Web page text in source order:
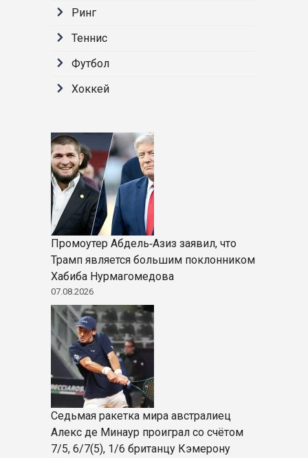
Ринг
Теннис
Футбол
Хоккей
Промоутер Абдель‑Азиз заявил, что
Трамп является большим поклонником
Хабиба Нурмагомедова
07.08.2026
Седьмая ракетка мира австралиец
Алекс де Минаур проиграл со счётом
7/5, 6/7(5), 1/6 британцу Кэмерону